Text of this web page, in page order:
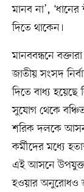
মানব না’,
দিতে থাকেন।
মানববন্ধনে
জাতীয় সংসদ
দিতে বাধ্য হয়েছে
সুযোগ থেকে
শরিক দলকে
কর্মীদের মধ্যে
এই আসনে উপযুক্ত
হওয়ার অনুরোধও